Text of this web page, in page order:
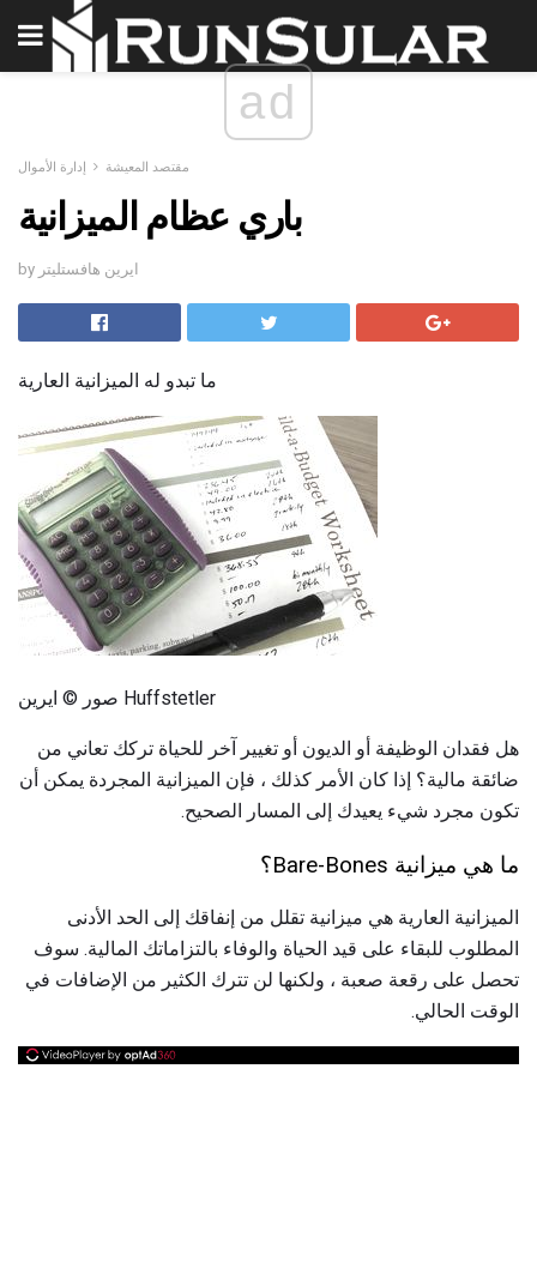
ad
مقتصد المعيشة إدارة الأموال
باري عظام الميزانية
by ايرين هافستليتر
ما تبدو له الميزانية العارية
صور © ايرين Huffstetler
هل فقدان الوظيفة أو الديون أو تغيير آخر للحياة تركك تعاني من
ضائقة مالية؟ إذا كان الأمر كذلك ، فإن الميزانية المجردة يمكن أن
تكون مجرد شيء يعيدك إلى المسار الصحيح.
ما هي ميزانية Bare-Bones؟
الميزانية العارية هي ميزانية تقلل من إنفاقك إلى الحد الأدنى
المطلوب للبقاء على قيد الحياة والوفاء بالتزاماتك المالية. سوف
تحصل على رقعة صعبة ، ولكنها لن تترك الكثير من الإضافات في
الوقت الحالي.